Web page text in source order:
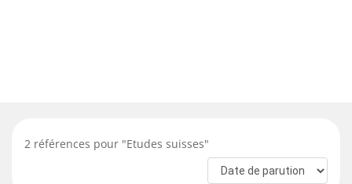
2 références pour "Etudes suisses"